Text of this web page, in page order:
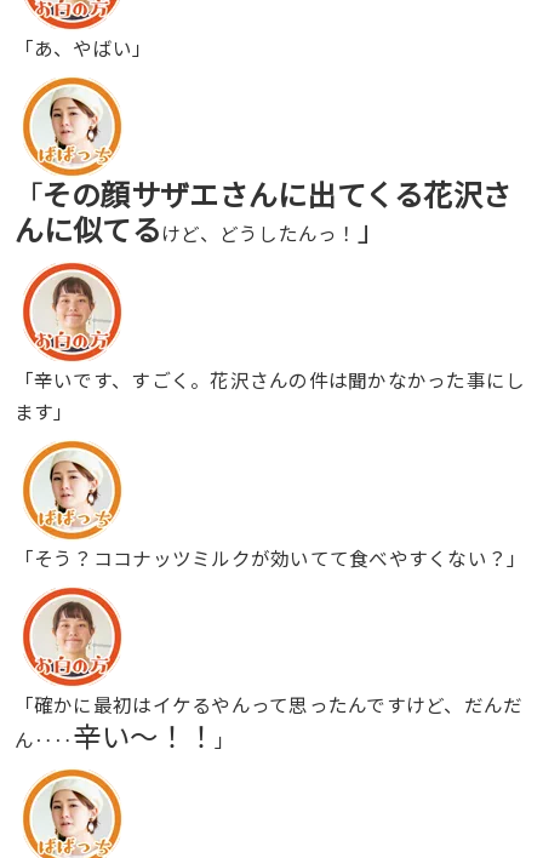
「あ、やばい」
「その顔サザエさんに出てくる花沢さ
んに似てるけど、どうしたんっ！ 」
「辛いです、すごく。花沢さんの件は聞かなかった事にし
ます」
「そう？ココナッツミルクが効いてて食べやすくない？」
「確かに最初はイケるやんって思ったんですけど、だんだ
ん‥‥辛い〜！！ 」